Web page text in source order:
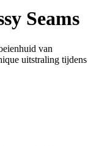
Seams
van
uitstraling tijdens